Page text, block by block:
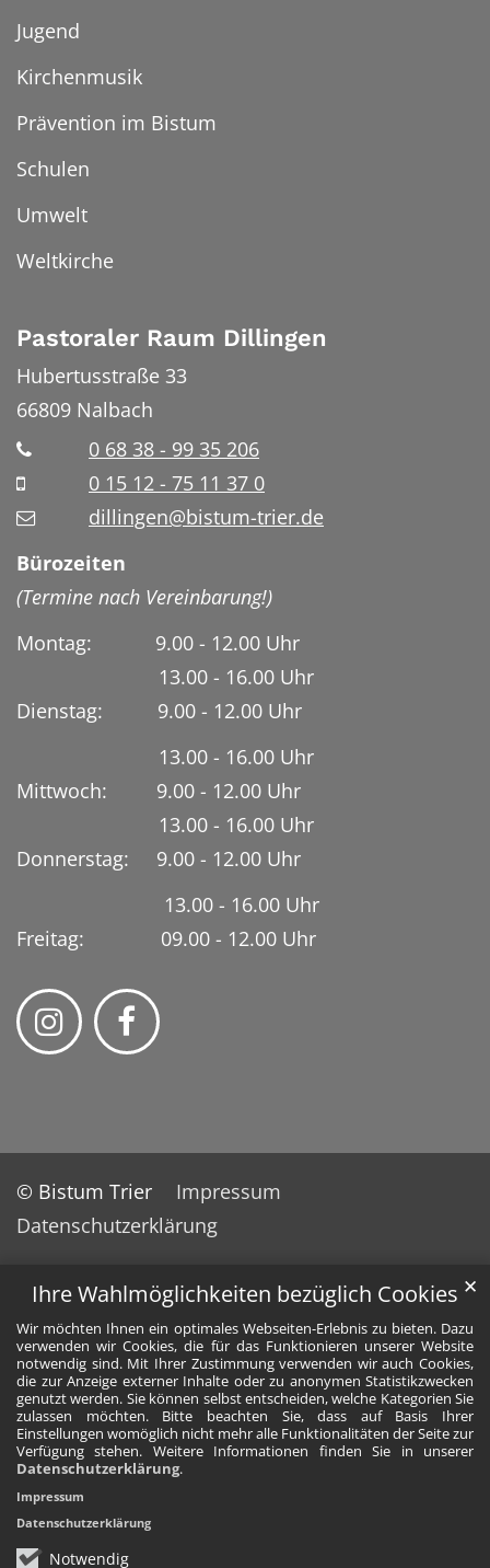
Ihre Wahlmöglichkeiten bezüglich Cookies
Wir möchten Ihnen ein optimales Webseiten-Erlebnis zu bieten. Dazu
verwenden wir Cookies, die für das Funktionieren unserer Website
notwendig sind. Mit Ihrer Zustimmung verwenden wir auch Cookies,
die zur Anzeige externer Inhalte oder zu anonymen Statistikzwecken
genutzt werden. Sie können selbst entscheiden, welche Kategorien Sie
zulassen möchten. Bitte beachten Sie, dass auf Basis Ihrer
Einstellungen womöglich nicht mehr alle Funktionalitäten der Seite zur
Verfügung stehen. Weitere Informationen finden Sie in unserer
Datenschutzerklärung.
Notwendig
✕
Impressum
Datenschutzerklärung
Jugend
Kirchenmusik
Prävention im Bistum
Schulen
Umwelt
Weltkirche
Pastoraler Raum Dillingen
Hubertusstraße 33
66809 Nalbach
0 68 38 - 99 35 206
0 15 12 - 75 11 37 0
dillingen@bistum-trier.de
Bürozeiten
(Termine nach Vereinbarung!)
Montag: 9.00 - 12.00 Uhr
13.00 - 16.00 Uhr
Dienstag:
9.00 - 12.00 Uhr
13.00 - 16.00 Uhr
Mittwoch: 9.00 - 12.00 Uhr
13.00 - 16.00 Uhr
Donnerstag: 9.00 - 12.00 Uhr
13.00 - 16.00 Uhr
Freitag: 09.00 - 12.00 Uhr
© Bistum Trier
Impressum
Datenschutzerklärung